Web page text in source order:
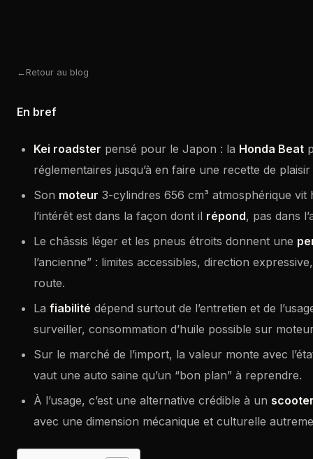
Retour au blog
En bref
Kei roadster pensé pour le Japon : la Honda Beat
réglementaires jusqu’à en faire une recette de
Son moteur 3-cylindres 656 cm³ atmosphérique vit
l’intérêt est dans la façon dont il répond, pas dans
Le châssis léger et les pneus étroits donnent une
l’ancienne” : limites accessibles, direction
route.
La fiabilité dépend surtout de l’entretien et de
surveiller, consommation d’huile possible sur
Sur le marché de l’import, la valeur monte avec
vaut une auto saine qu’un “bon plan” à reprendre.
À l’usage, c’est une alternative crédible à un
avec une dimension mécanique et culturelle